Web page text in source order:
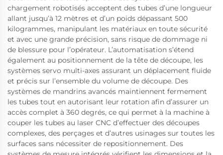
chargement robotisés acceptent des tubes d’une longueur
allant jusqu’à 12 mètres et d’un poids dépassant 500
kilogrammes, manipulant les matériaux en toute sécurité
et avec une grande précision, sans risque de dommage ni
de blessure pour l’opérateur. L’automatisation s’étend
également au positionnement de la tête de découpe, les
systèmes servo multi-axes assurant un déplacement fluide
et précis sur l’ensemble du volume de découpe. Des
systèmes de mandrins avancés maintiennent fermement
les tubes tout en autorisant leur rotation afin d’assurer un
accès complet à 360 degrés, ce qui permet à la machine à
couper les tubes au laser CNC d’effectuer des découpes
complexes, des perçages et d’autres usinages sur toutes les
surfaces sans nécessiter de repositionnement. Des